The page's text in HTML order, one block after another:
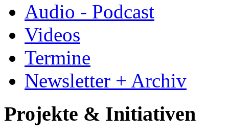
Audio - Podcast
Videos
Termine
Newsletter + Archiv
Projekte & Initiativen